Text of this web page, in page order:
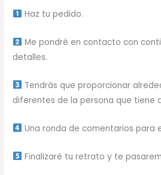
Haz tu pedido.
Me pondré en contacto con
detalles.
Tendrás que proporcionar
diferentes de la persona que tiene
Una ronda de comentarios para
Finalizaré tu retrato y te